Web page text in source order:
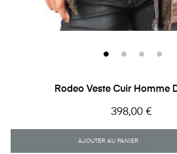
Rodeo Veste Cuir Homme
Prix
398,00 €
AJOUTER AU PANIER